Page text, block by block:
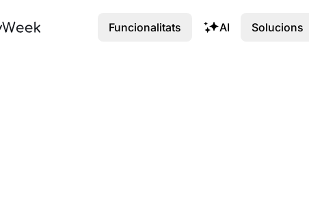
Funcionalitats AI Solucions